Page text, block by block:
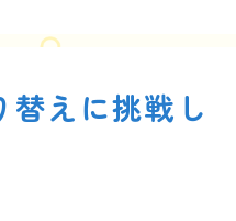
替えに挑戦し